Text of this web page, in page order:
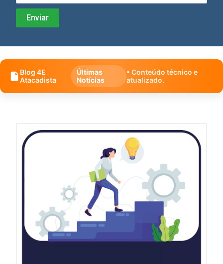
Blog 4E
Atacadista
Últimas
Notícias
• Conteúdo técnico e
atualizado.